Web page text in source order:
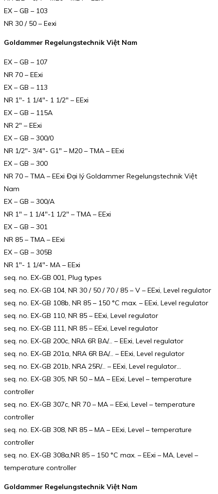
EX – GB – 103
NR 30 / 50 – Eexi
Goldammer Regelungstechnik Việt Nam
EX – GB – 107
NR 70 – EExi
EX – GB – 113
NR 1″- 1 1/4″- 1 1/2″ – EExi
EX – GB – 115A
NR 2″ – EExi
EX – GB – 300/0
NR 1/2″- 3/4″- G1″ – M20 – TMA – EExi
EX – GB – 300
NR 70 – TMA – EExi Đại lý Goldammer Regelungstechnik Việt
Nam
EX – GB – 300/A
NR 1″ – 1 1/4″-1 1/2″ – TMA – EExi
EX – GB – 301
NR 85 – TMA – EExi
EX – GB – 305B
NR 1″- 1 1/4″- MA – EExi
seq. no. EX-GB 001, Plug types
seq. no. EX-GB 104, NR 30 / 50 / 70 / 85 – V – EExi, Level regulator
seq. no. EX-GB 108b, NR 85 – 150 °C max. – EExi, Level regulator
seq. no. EX-GB 110, NR 85 – EExi, Level regulator
seq. no. EX-GB 111, NR 85 – EExi, Level regulator
seq. no. EX-GB 200c, NRA 6R BA/… – EExi, Level regulator
seq. no. EX-GB 201a, NRA 6R BA/… – EExi, Level regulator
seq. no. EX-GB 201b, NRA 25R/… – EExi, Level regulator…
seq. no. EX-GB 305, NR 50 – MA – EExi, Level – temperature
controller
seq. no. EX-GB 307c, NR 70 – MA – EExi, Level – temperature
controller
seq. no. EX-GB 308, NR 85 – MA – EExi, Level – temperature
controller
seq. no. EX-GB 308a,NR 85 – 150 °C max. – EExi – MA, Level –
temperature controller
Goldammer Regelungstechnik Việt Nam